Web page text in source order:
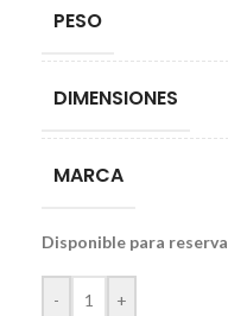
PESO
DIMENSIONES
MARCA
Disponible para reserva
- +